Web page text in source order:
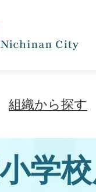
組織から探す
学